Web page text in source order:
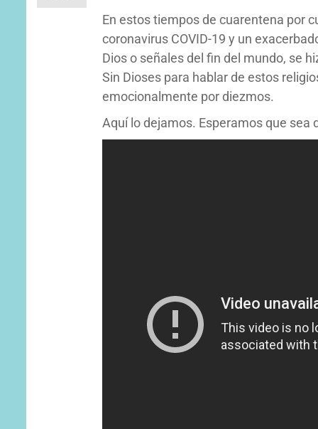
En estos tiempos de cuarentena por
coronavirus COVID-19 y un
Dios o señales del fin del mundo, se
Sin Dioses para hablar de estos
emocionalmente por diezmos.
Aquí lo dejamos. Esperamos que sea